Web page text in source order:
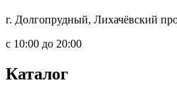
г. Долгопрудный, Лихачёвский
c 10:00 до 20:00
Каталог